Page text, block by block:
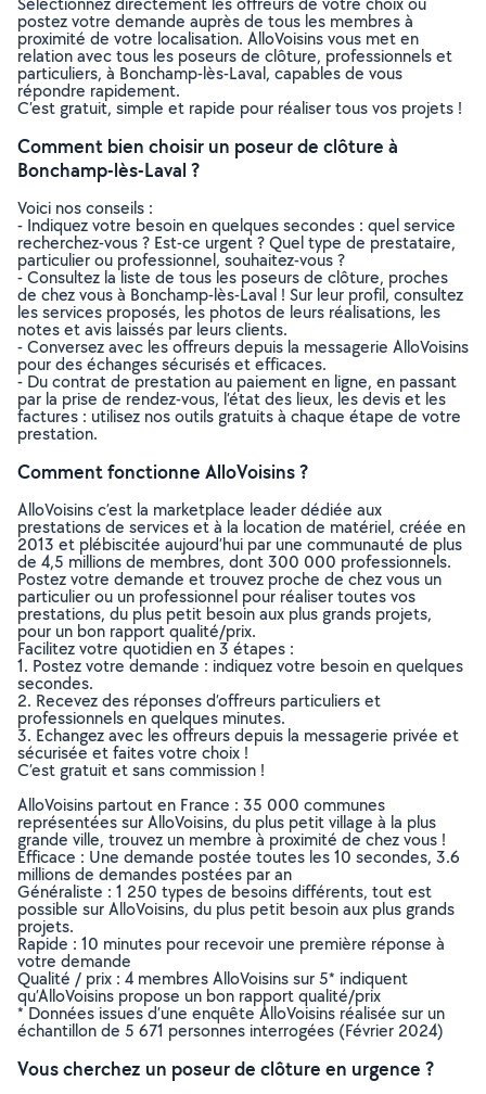
postez votre demande auprès de tous les membres à
proximité de votre localisation. AlloVoisins vous met en
relation avec tous les poseurs de clôture, professionnels et
particuliers, à Bonchamp-lès-Laval, capables de vous
répondre rapidement.
C’est gratuit, simple et rapide pour réaliser tous vos projets !
Comment bien choisir un poseur de clôture à
Bonchamp-lès-Laval ?
Voici nos conseils :
- Indiquez votre besoin en quelques secondes : quel service
recherchez-vous ? Est-ce urgent ? Quel type de prestataire,
particulier ou professionnel, souhaitez-vous ?
- Consultez la liste de tous les poseurs de clôture, proches
de chez vous à Bonchamp-lès-Laval ! Sur leur profil, consultez
les services proposés, les photos de leurs réalisations, les
notes et avis laissés par leurs clients.
- Conversez avec les offreurs depuis la messagerie AlloVoisins
pour des échanges sécurisés et efficaces.
- Du contrat de prestation au paiement en ligne, en passant
par la prise de rendez-vous, l’état des lieux, les devis et les
factures : utilisez nos outils gratuits à chaque étape de votre
prestation.
Comment fonctionne AlloVoisins ?
AlloVoisins c’est la marketplace leader dédiée aux
prestations de services et à la location de matériel, créée en
2013 et plébiscitée aujourd’hui par une communauté de plus
de 4,5 millions de membres, dont 300 000 professionnels.
Postez votre demande et trouvez proche de chez vous un
particulier ou un professionnel pour réaliser toutes vos
prestations, du plus petit besoin aux plus grands projets,
pour un bon rapport qualité/prix.
Facilitez votre quotidien en 3 étapes :
1. Postez votre demande : indiquez votre besoin en quelques
secondes.
2. Recevez des réponses d’offreurs particuliers et
professionnels en quelques minutes.
3. Echangez avec les offreurs depuis la messagerie privée et
sécurisée et faites votre choix !
C’est gratuit et sans commission !
AlloVoisins partout en France : 35 000 communes
représentées sur AlloVoisins, du plus petit village à la plus
grande ville, trouvez un membre à proximité de chez vous !
Efficace : Une demande postée toutes les 10 secondes, 3.6
millions de demandes postées par an
Généraliste : 1 250 types de besoins différents, tout est
possible sur AlloVoisins, du plus petit besoin aux plus grands
projets.
Rapide : 10 minutes pour recevoir une première réponse à
votre demande
Qualité / prix : 4 membres AlloVoisins sur 5* indiquent
qu’AlloVoisins propose un bon rapport qualité/prix
* Données issues d’une enquête AlloVoisins réalisée sur un
échantillon de 5 671 personnes interrogées (Février 2024)
Vous cherchez un poseur de clôture en urgence ?